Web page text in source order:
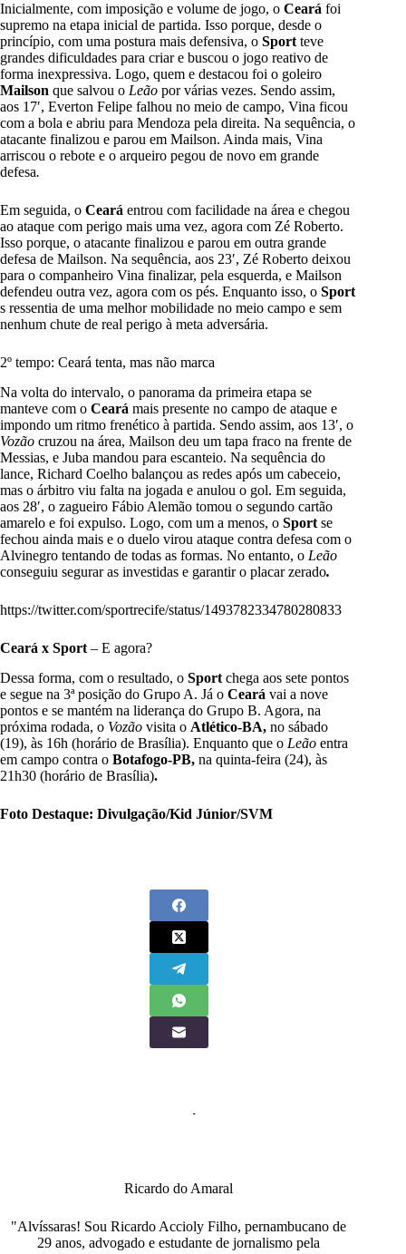
Inicialmente, com imposição e volume de jogo, o Ceará foi
supremo na etapa inicial de partida. Isso porque, desde o
princípio, com uma postura mais defensiva, o Sport teve
grandes dificuldades para criar e buscou o jogo reativo de
forma inexpressiva. Logo, quem e destacou foi o goleiro
Mailson que salvou o Leão por várias vezes. Sendo assim,
aos 17′, Everton Felipe falhou no meio de campo, Vina ficou
com a bola e abriu para Mendoza pela direita. Na sequência, o
atacante finalizou e parou em Mailson. Ainda mais, Vina
arriscou o rebote e o arqueiro pegou de novo em grande
defesa.
Em seguida, o Ceará entrou com facilidade na área e chegou
ao ataque com perigo mais uma vez, agora com Zé Roberto.
Isso porque, o atacante finalizou e parou em outra grande
defesa de Mailson. Na sequência, aos 23′, Zé Roberto deixou
para o companheiro Vina finalizar, pela esquerda, e Mailson
defendeu outra vez, agora com os pés. Enquanto isso, o Sport
s ressentia de uma melhor mobilidade no meio campo e sem
nenhum chute de real perigo à meta adversária.
2º tempo: Ceará tenta, mas não marca
Na volta do intervalo, o panorama da primeira etapa se
manteve com o Ceará mais presente no campo de ataque e
impondo um ritmo frenético à partida. Sendo assim, aos 13′, o
Vozão cruzou na área, Mailson deu um tapa fraco na frente de
Messias, e Juba mandou para escanteio. Na sequência do
lance, Richard Coelho balançou as redes após um cabeceio,
mas o árbitro viu falta na jogada e anulou o gol. Em seguida,
aos 28′, o zagueiro Fábio Alemão tomou o segundo cartão
amarelo e foi expulso. Logo, com um a menos, o Sport se
fechou ainda mais e o duelo virou ataque contra defesa com o
Alvinegro tentando de todas as formas. No entanto, o Leão
conseguiu segurar as investidas e garantir o placar zerado.
https://twitter.com/sportrecife/status/1493782334780280833
Ceará x Sport – E agora?
Dessa forma, com o resultado, o Sport chega aos sete pontos
e segue na 3ª posição do Grupo A. Já o Ceará vai a nove
pontos e se mantém na liderança do Grupo B. Agora, na
próxima rodada, o Vozão visita o Atlético-BA, no sábado
(19), às 16h (horário de Brasília). Enquanto que o Leão entra
em campo contra o Botafogo-PB, na quinta-feira (24), às
21h30 (horário de Brasília).
Foto Destaque: Divulgação/Kid Júnior/SVM
Ricardo do Amaral
"Alvíssaras! Sou Ricardo Accioly Filho, pernambucano de
29 anos, advogado e estudante de jornalismo pela